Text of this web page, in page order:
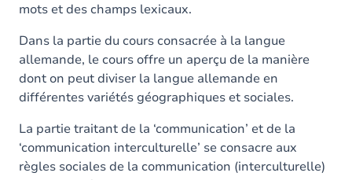
mots et des champs lexicaux.
Dans la partie du cours consacrée à la langue
allemande, le cours offre un aperçu de la manière
dont on peut diviser la langue allemande en
différentes variétés géographiques et sociales.
La partie traitant de la ‘communication’ et de la
‘communication interculturelle’ se consacre aux
règles sociales de la communication (interculturelle)